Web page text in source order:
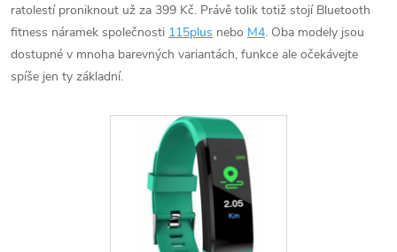
ratolestí proniknout už za 399 Kč. Právě tolik totiž stojí Bluetooth
fitness náramek společnosti 115plus nebo M4. Oba modely jsou
dostupné v mnoha barevných variantách, funkce ale očekávejte
spíše jen ty základní.